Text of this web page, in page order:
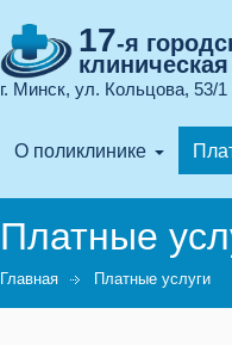
17-я
г. Минск, ул. Кольцова, 53/1
О поликлинике
Платные
Главная Платные услуги